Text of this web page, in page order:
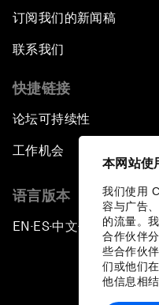
本网站使
我们使用
容与广告
的流量。
合作伙伴
些合作伙
们或他们
他信息相结
订阅我们的新闻稿
联系我们
快捷链接
论坛可持续性
工作机会
语言版本
EN ▪ ES▪中文▪ 日本語